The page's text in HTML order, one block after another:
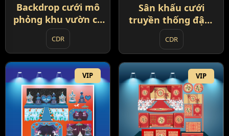
Backdrop cưới mô
phỏng khu vườn cổ
tích (87)
CDR
Sân khấu cưới
truyền thống đậm
phong cách Trung
Hoa (88)
CDR
VIP VIP